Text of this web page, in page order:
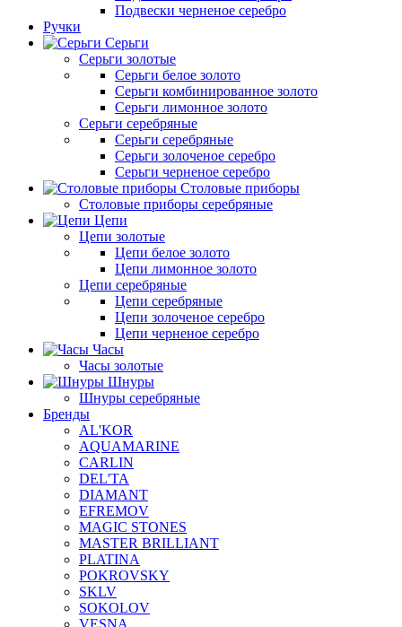
Подвески черненое серебро
Ручки
Серьги
Серьги золотые
Серьги белое золото
Серьги комбинированное золото
Серьги лимонное золото
Серьги серебряные
Серьги серебряные
Серьги золоченое серебро
Серьги черненое серебро
Столовые приборы
Столовые приборы серебряные
Цепи
Цепи золотые
Цепи белое золото
Цепи лимонное золото
Цепи серебряные
Цепи серебряные
Цепи золоченое серебро
Цепи черненое серебро
Часы
Часы золотые
Шнуры
Шнуры серебряные
Бренды
AL'KOR
AQUAMARINE
CARLIN
DEL'TA
DIAMANT
EFREMOV
MAGIC STONES
MASTER BRILLIANT
PLATINA
POKROVSKY
SKLV
SOKOLOV
VESNA